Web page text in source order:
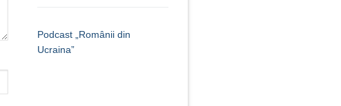
Podcast „Românii din
Ucraina”